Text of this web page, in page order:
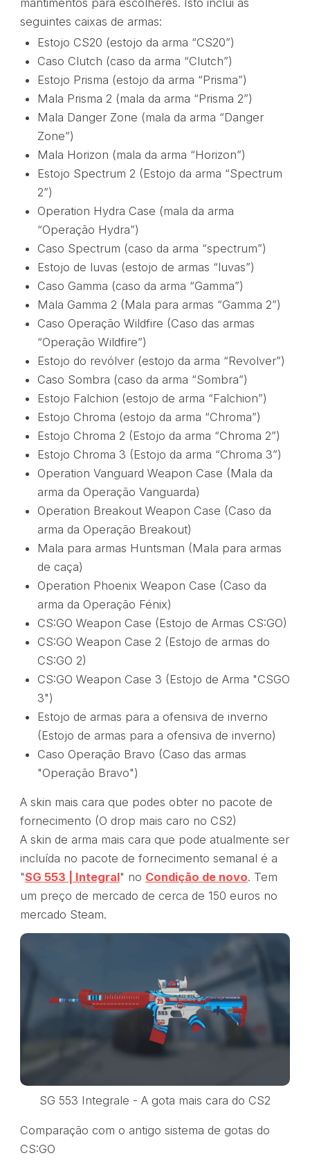
mantimentos para escolheres. Isto inclui as
seguintes caixas de armas:
Estojo CS20 (estojo da arma “CS20”)
Caso Clutch (caso da arma “Clutch”)
Estojo Prisma (estojo da arma “Prisma”)
Mala Prisma 2 (mala da arma “Prisma 2”)
Mala Danger Zone (mala da arma “Danger
Zone”)
Mala Horizon (mala da arma “Horizon”)
Estojo Spectrum 2 (Estojo da arma “Spectrum
2”)
Operation Hydra Case (mala da arma
“Operação Hydra”)
Caso Spectrum (caso da arma “spectrum”)
Estojo de luvas (estojo de armas “luvas”)
Caso Gamma (caso da arma “Gamma”)
Mala Gamma 2 (Mala para armas “Gamma 2”)
Caso Operação Wildfire (Caso das armas
“Operação Wildfire”)
Estojo do revólver (estojo da arma “Revolver”)
Caso Sombra (caso da arma “Sombra”)
Estojo Falchion (estojo de arma “Falchion”)
Estojo Chroma (estojo da arma “Chroma”)
Estojo Chroma 2 (Estojo da arma “Chroma 2”)
Estojo Chroma 3 (Estojo da arma “Chroma 3”)
Operation Vanguard Weapon Case (Mala da
arma da Operação Vanguarda)
Operation Breakout Weapon Case (Caso da
arma da Operação Breakout)
Mala para armas Huntsman (Mala para armas
de caça)
Operation Phoenix Weapon Case (Caso da
arma da Operação Fénix)
CS:GO Weapon Case (Estojo de Armas CS:GO)
CS:GO Weapon Case 2 (Estojo de armas do
CS:GO 2)
CS:GO Weapon Case 3 (Estojo de Arma "CSGO
3")
Estojo de armas para a ofensiva de inverno
(Estojo de armas para a ofensiva de inverno)
Caso Operação Bravo (Caso das armas
"Operação Bravo")
A skin mais cara que podes obter no pacote de
fornecimento (O drop mais caro no CS2)
A skin de arma mais cara que pode atualmente ser
incluída no pacote de fornecimento semanal é a
"SG 553 | Integral" no Condição de novo. Tem
um preço de mercado de cerca de 150 euros no
mercado Steam.
SG 553 Integrale - A gota mais cara do CS2
Comparação com o antigo sistema de gotas do
CS:GO